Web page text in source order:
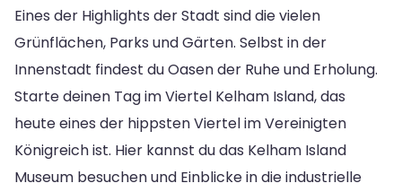
Eines der Highlights der Stadt sind die vielen
Grünflächen, Parks und Gärten. Selbst in der
Innenstadt findest du Oasen der Ruhe und Erholung.
Starte deinen Tag im Viertel Kelham Island, das
heute eines der hippsten Viertel im Vereinigten
Königreich ist. Hier kannst du das Kelham Island
Museum besuchen und Einblicke in die industrielle